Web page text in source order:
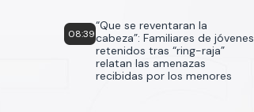
08:39
“Que se reventaran la
cabeza”: Familiares de jóvenes
retenidos tras “ring-raja”
relatan las amenazas
recibidas por los menores